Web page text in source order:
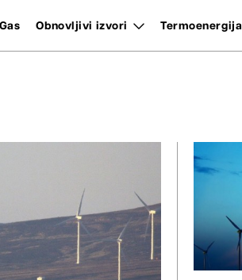
Gas Obnovljivi izvori Termoenergija